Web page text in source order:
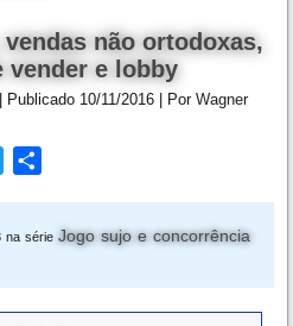
não ortodoxas,
vender e lobby
Publicado 10/11/2016 Por Wagner
Twitter
na série Jogo sujo e concorrência